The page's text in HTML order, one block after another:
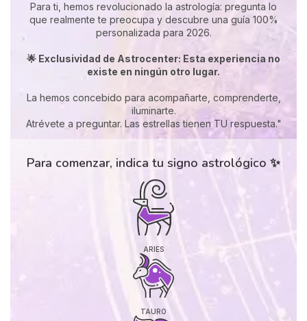
Para ti, hemos revolucionado la astrología: pregunta lo
que realmente te preocupa y descubre una guía 100%
personalizada para 2026.
🌟 Exclusividad de Astrocenter: Esta experiencia no
existe en ningún otro lugar.
La hemos concebido para acompañarte, comprenderte,
iluminarte.
Atrévete a preguntar. Las estrellas tienen TU respuesta."
Para comenzar, indica tu signo astrológico ✨
ARIES
TAURO